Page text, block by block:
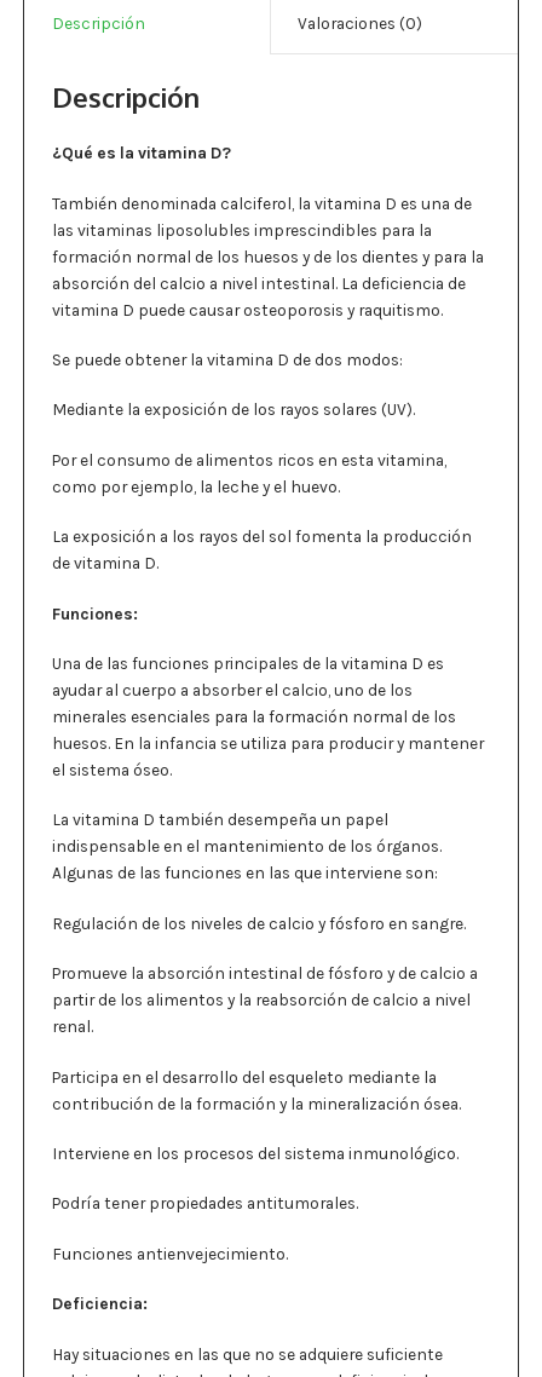
Multivitaminas Niños
blandas
cantidad
Descripción Valoraciones (0)
Descripción
¿Qué es la vitamina D?
También denominada calciferol, la vitamina D es una de
las vitaminas liposolubles imprescindibles para la
formación normal de los huesos y de los dientes y para la
absorción del calcio a nivel intestinal. La deficiencia de
vitamina D puede causar osteoporosis y raquitismo.
Se puede obtener la vitamina D de dos modos:
Mediante la exposición de los rayos solares (UV).
Por el consumo de alimentos ricos en esta vitamina,
como por ejemplo, la leche y el huevo.
La exposición a los rayos del sol fomenta la producción
de vitamina D.
Funciones:
Una de las funciones principales de la vitamina D es
ayudar al cuerpo a absorber el calcio, uno de los
minerales esenciales para la formación normal de los
huesos. En la infancia se utiliza para producir y mantener
el sistema óseo.
La vitamina D también desempeña un papel
indispensable en el mantenimiento de los órganos.
Algunas de las funciones en las que interviene son:
Regulación de los niveles de calcio y fósforo en sangre.
Promueve la absorción intestinal de fósforo y de calcio a
partir de los alimentos y la reabsorción de calcio a nivel
renal.
Participa en el desarrollo del esqueleto mediante la
contribución de la formación y la mineralización ósea.
Interviene en los procesos del sistema inmunológico.
Podría tener propiedades antitumorales.
Funciones antienvejecimiento.
Deficiencia:
Hay situaciones en las que no se adquiere suficiente